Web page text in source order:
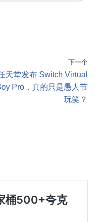
下一个
天堂发布 Switch Virtual
Pro，真的只是愚人节
玩笑？